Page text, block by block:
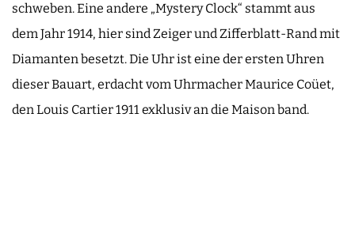
schweben. Eine andere „Mystery Clock“ stammt aus
dem Jahr 1914, hier sind Zeiger und Zifferblatt-Rand mit
Diamanten besetzt. Die Uhr ist eine der ersten Uhren
dieser Bauart, erdacht vom Uhrmacher Maurice Coüet,
den Louis Cartier 1911 exklusiv an die Maison band.